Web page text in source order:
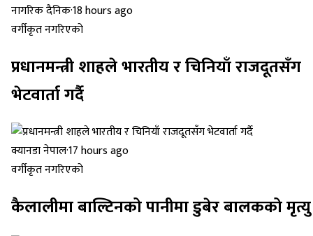
नागरिक दैनिक·18 hours ago
वर्गीकृत नगरिएको
प्रधानमन्त्री शाहले भारतीय र चिनियाँ राजदूतसँग
भेटवार्ता गर्दै
क्यानडा नेपाल·17 hours ago
वर्गीकृत नगरिएको
कैलालीमा बाल्टिनको पानीमा डुबेर बालकको मृत्यु